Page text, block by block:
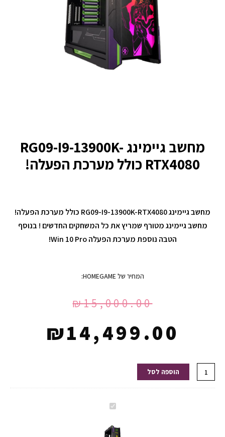
מחשב גיימינג RG09-I9-13900K-
RTX4080 כולל מערכת הפעלה!
מחשב גיימינג RG09-I9-13900K-RTX4080 כולל מערכת הפעלה!
מחשב גיימינג מטורף שמריץ את כל המשחקים החדשים ! בנוסף
הטבה נוספת מערכת הפעלה Win 10 Pro!
המחיר של HOMEGAME:
₪15,000.00
₪14,499.00
כמות
של
הוספה לסל
מחשב
RG09-